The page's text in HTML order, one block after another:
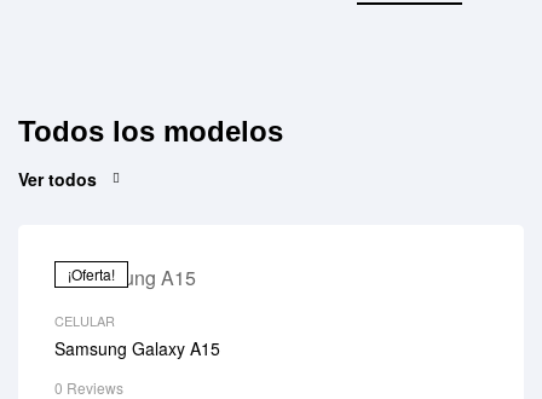
Todos los modelos
Ver todos
¡Oferta!
CELULAR
Samsung Galaxy A15
0 Reviews